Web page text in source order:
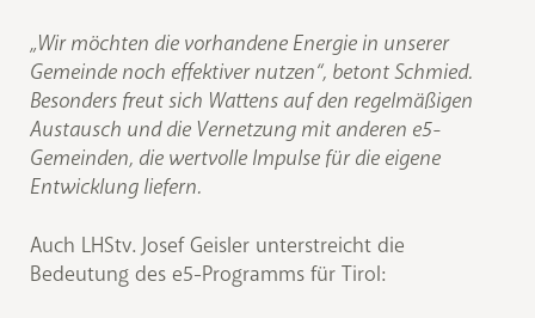
„Wir möchten die vorhandene Energie in unserer
Gemeinde noch effektiver nutzen“, betont Schmied.
Besonders freut sich Wattens auf den regelmäßigen
Austausch und die Vernetzung mit anderen e5-
Gemeinden, die wertvolle Impulse für die eigene
Entwicklung liefern.
Auch LHStv. Josef Geisler unterstreicht die
Bedeutung des e5-Programms für Tirol: